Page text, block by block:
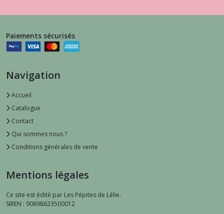
Paiements sécurisés
Navigation
Accueil
Catalogue
Contact
Qui sommes nous ?
Conditions générales de vente
Mentions légales
Ce site est édité par Les Pépites de Lélie.
SIREN : 90898623500012